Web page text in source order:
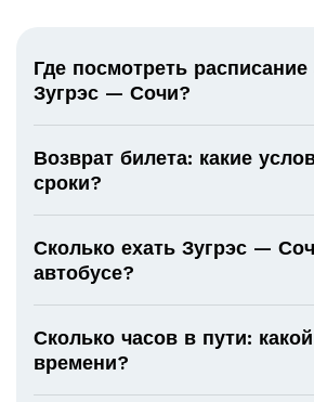
Где посмотреть расписание
Зугрэс — Сочи?
Возврат билета: какие
сроки?
Сколько ехать Зугрэс —
автобусе?
Сколько часов в пути:
времени?